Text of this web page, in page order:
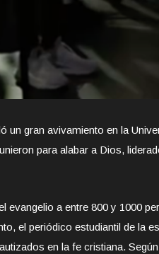
un gran avivamiento en la
para alabar a Dios,
evangelio a entre 800 y 1000
el periódico estudiantil de la
en la fe cristiana.